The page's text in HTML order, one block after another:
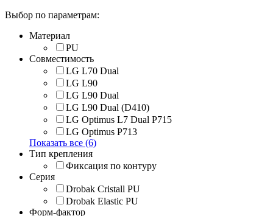
Выбор по параметрам:
Материал
PU
Совместимость
LG L70 Dual
LG L90
LG L90 Dual
LG L90 Dual (D410)
LG Optimus L7 Dual P715
LG Optimus P713
Показать все (6)
Тип крепления
Фиксация по контуру
Серия
Drobak Cristall PU
Drobak Elastic PU
Форм-фактор